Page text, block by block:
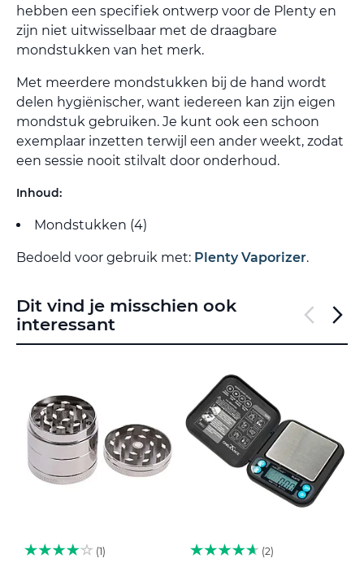
hebben een specifiek ontwerp voor de Plenty en
zijn niet uitwisselbaar met de draagbare
mondstukken van het merk.
Met meerdere mondstukken bij de hand wordt
delen hygiënischer, want iedereen kan zijn eigen
mondstuk gebruiken. Je kunt ook een schoon
exemplaar inzetten terwijl een ander weekt, zodat
een sessie nooit stilvalt door onderhoud.
Inhoud:
Mondstukken (4)
Bedoeld voor gebruik met: Plenty Vaporizer.
Dit vind je misschien ook
interessant
1 2